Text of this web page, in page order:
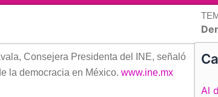
Consejera Presidenta del INE, señaló
la democracia en México. www.ine.mx
Al